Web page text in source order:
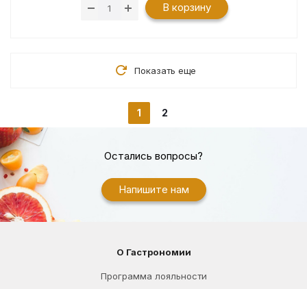
В корзину
Показать еще
1 2
Остались вопросы?
Напишите нам
О Гастрономии
Программа лояльности